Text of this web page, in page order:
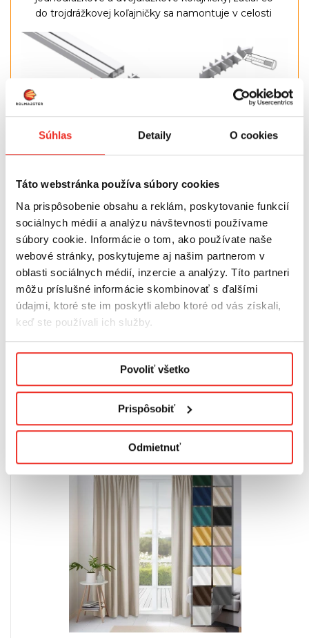
Súhlas Detaily O cookies
Táto webstránka používa súbory cookies
Na prispôsobenie obsahu a reklám, poskytovanie funkcií
sociálnych médií a analýzu návštevnosti používame
súbory cookie. Informácie o tom, ako používate naše
webové stránky, poskytujeme aj našim partnerom v
oblasti sociálnych médií, inzercie a analýzy. Títo partneri
môžu príslušné informácie skombinovať s ďalšími
údajmi, ktoré ste im poskytli alebo ktoré od vás získali,
keď ste používali ich služby.
Podmienky ochrany osobných údajov.
Povoliť všetko
Prispôsobiť
Odmietnuť
do trojdrážkovej koľajničky sa namontuje v celosti
Konfiguračné číslo: 7
Kód produktu: R/AKPCV/L/BI/1